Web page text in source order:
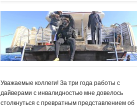
Уважаемые коллеги! За три года работы с
дайверами с инвалидностью мне довелось
столкнуться с превратным представлением об